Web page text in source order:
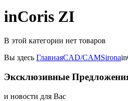
inCoris ZI
В этой категории нет товаров
Вы здесь ГлавнаяCAD/CAMSirona
Эксклюзивные
и новости для Вас